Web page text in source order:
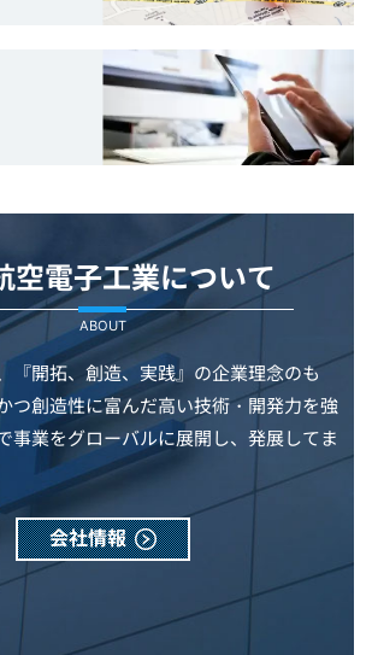
空電子工業について
ABOUT
『開拓、創造、実践』の企業理念のも
つ創造性に富んだ高い技術・開発力を強
事業をグローバルに展開し、発展してま
会社情報